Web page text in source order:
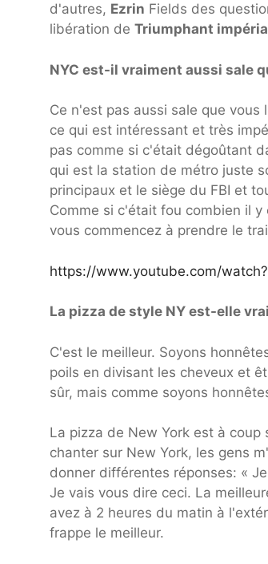
d'autres, Ezrin Fields des
libération de Triumphant
NYC est-il vraiment aussi sale
Ce n'est pas aussi sale que
ce qui est intéressant et très
pas comme si c'était dégoûtant
qui est la station de métro juste
principaux et le siège du FBI et
Comme si c'était fou combien il
vous commencez à prendre le
https://www.youtube.com/
La pizza de style NY est-elle
C'est le meilleur. Soyons
poils en divisant les cheveux et
sûr, mais comme soyons
La pizza de New York est à
chanter sur New York, les gens
donner différentes réponses: «
Je vais vous dire ceci. La
avez à 2 heures du matin à
frappe le meilleur.